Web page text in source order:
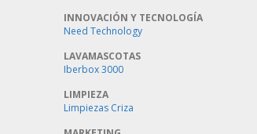
INNOVACIÓN Y TECNOLOGÍA
Need Technology
LAVAMASCOTAS
Iberbox 3000
LIMPIEZA
Limpiezas Criza